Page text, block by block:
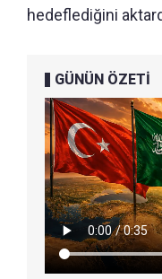
hedeflediğini
GÜNÜN ÖZETİ